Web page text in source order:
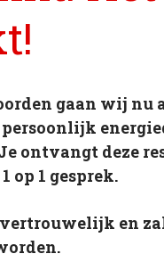
Over
Vacatures
Agenda
In het nieuws
gaan wij nu
persoonlijk
ontvangt deze
op 1 gesprek.
en